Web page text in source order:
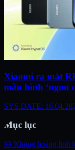
Xiaomi ra mắt
màn hình ‘ngon
SYS.DATE:
Mục lục
## Khủng hoảng linh